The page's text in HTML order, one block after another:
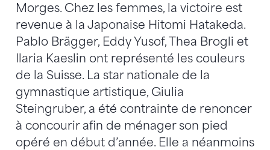
Morges. Chez les femmes, la victoire est
revenue à la Japonaise Hitomi Hatakeda.
Pablo Brägger, Eddy Yusof, Thea Brogli et
Ilaria Kaeslin ont représenté les couleurs
de la Suisse. La star nationale de la
gymnastique artistique, Giulia
Steingruber, a été contrainte de renoncer
à concourir afin de ménager son pied
opéré en début d’année. Elle a néanmoins